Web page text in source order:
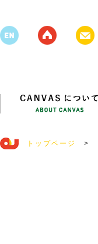
トップページ >